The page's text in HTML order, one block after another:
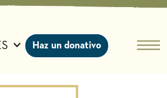
Haz un donativo